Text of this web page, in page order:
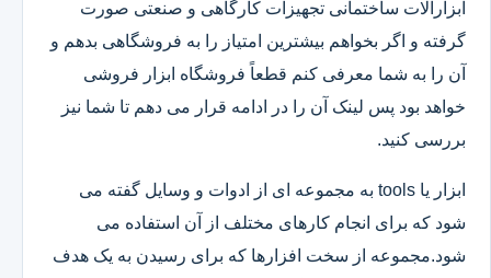
ابزارآلات ساختمانی تجهیزات کارگاهی و صنعتی صورت
گرفته و اگر بخواهم بیشترین امتیاز را به فروشگاهی بدهم و
آن را به شما معرفی کنم قطعاً فروشگاه ابزار فروشی
خواهد بود پس لینک آن را در ادامه قرار می دهم تا شما نیز
بررسی کنید.
ابزار یا tools به مجموعه ای از ادوات و وسایل گفته می
شود که برای انجام کارهای مختلف از آن استفاده می
شود.مجموعه از سخت افزارها که برای رسیدن به یک هدف